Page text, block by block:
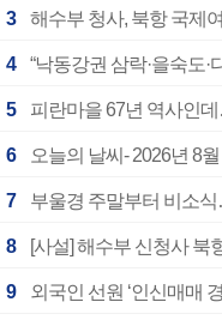
3 해수부 청사, 북항 국제
4 “낙동강권 삼락·을숙도
5 피란마을 67년 역사인
6 오늘의 날씨- 2026년 8
7 부울경 주말부터 비소식
8 [사설] 해수부 신청사 북
9 외국인 선원 ‘인신매매